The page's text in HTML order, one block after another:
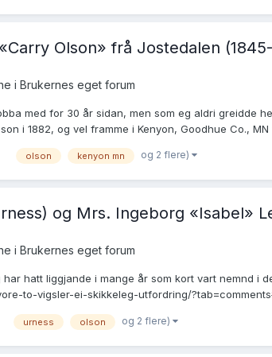
Olson» frå Jostedalen
i Brukernes eget forum
med for 30 år sidan, men som eg aldri greidde
i 1882, og vel framme i Kenyon, Goodhue Co.,
olson kenyon mn og 2 flere)
og Mrs. Ingeborg «Isabel»
i Brukernes eget forum
hatt liggjande i mange år som kort vart nemnd
to-vigsler-ei-skikkeleg-utfordring/
urness olson og 2 flere)